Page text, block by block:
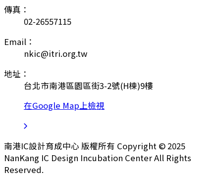
傳真：
02-26557115
Email：
nkic@itri.org.tw
地址：
台北市南港區園區街3-2號(H棟)9樓
在Google Map上檢視
南港IC設計育成中心 版權所有 Copyright © 2025
NanKang IC Design Incubation Center All Rights
Reserved.